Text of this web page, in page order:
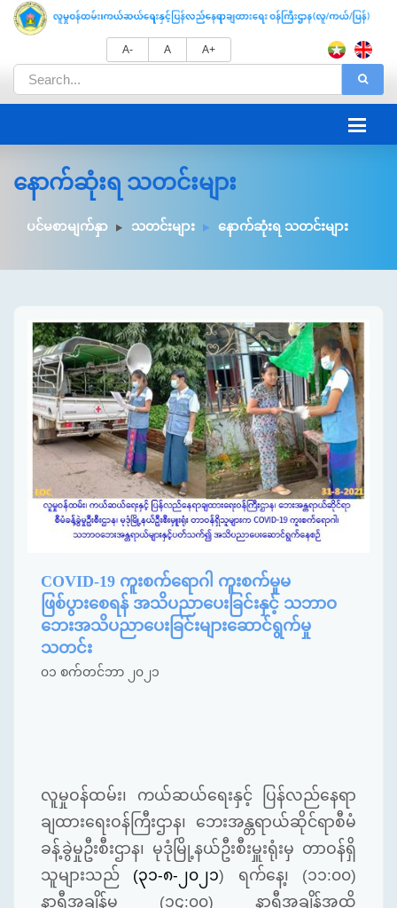
A- A A+
နောက်ဆုံးရ သတင်းများ
ပင်မစာမျက်နှာ သတင်းများ နောက်ဆုံးရ သတင်းများ
COVID-19 ကူးစက်ရောဂါ ကူးစက်မှုမ
ဖြစ်ပွားစေရန် အသိပညာပေးခြင်းနှင့် သဘာဝ
ဘေးအသိပညာပေးခြင်းများဆောင်ရွက်မှု
သတင်း
၀၁ စက်တင်ဘာ ၂၀၂၁
လူမှုဝန်ထမ်း၊ ကယ်ဆယ်ရေးနှင့် ပြန်လည်နေရာ
ချထားရေးဝန်ကြီးဌာန၊ ဘေးအန္တရာယ်ဆိုင်ရာစီမံ
ခန့်ခွဲမှုဦးစီးဌာန၊ မုဒုံမြို့နယ်ဦးစီးမှူးရုံးမှ တာဝန်ရှိ
သူများသည် (၃၁-၈-၂၀၂၁) ရက်နေ့၊ (၁၁:၀၀)
နာရီအချိန်မှ (၁၄:၀၀) နာရီအချိန်အထိ